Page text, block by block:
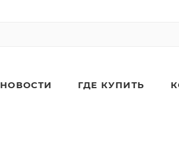
НОВОСТИ ГДЕ КУПИТЬ